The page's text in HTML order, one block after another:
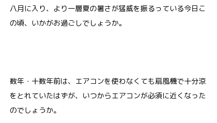
八月に入り、より一層夏の暑さが猛威を振るっている今日こ
の頃、いかがお過ごしでしょうか。
数年・十数年前は、エアコンを使わなくても扇風機で十分涼
をとれていたはずが、いつからエアコンが必須に近くなった
のでしょうか。